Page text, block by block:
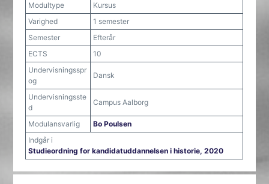
Modultype
Kursus
Varighed
1 semester
Semester
Efterår
ECTS
10
Undervisningsspr
og
Dansk
Undervisningsste
d
Campus Aalborg
Modulansvarlig
Bo Poulsen
Indgår i
Studieordning for kandidatuddannelsen i historie, 2020